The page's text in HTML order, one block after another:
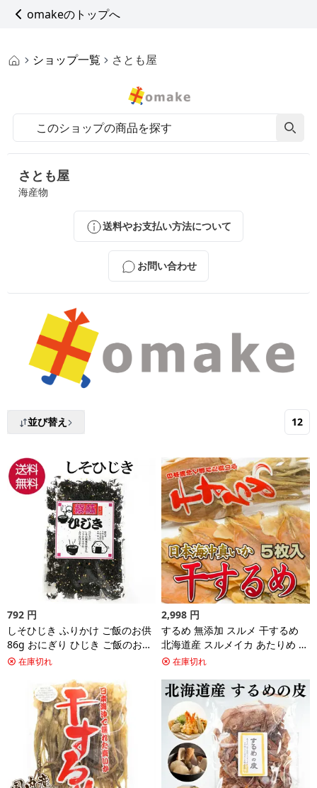
omakeのトップへ
ショップ一覧 さとも屋
さとも屋
海産物
送料やお支払い方法について
お問い合わせ
並び替え 12
792 円
しそひじき ふりかけ ご飯のお供
86g おにぎり ひじき ご飯のおと
も しそ ひじき お茶漬け ソフト
おつまみ つまみ おむすび お弁当
弁当 おにぎりの具 ご飯のおとも
ごはんのおとも 送料無料
在庫切れ
2,998 円
するめ 無添加 スルメ 干するめ
北海道産 スルメイカ あたりめ 真
イカ 日本海産 国産 珍味 おつま
晩酌 ビール 焼酎 お酒 家飲み 宅
飲み 買い回り おやつ 送料無料
ギフト
在庫切れ